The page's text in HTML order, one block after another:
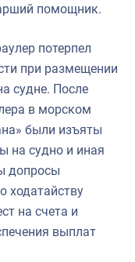
помощник.
потерпел
при размещении
судне. После
в морском
были изъяты
на судно и иная
допросы
ходатайству
на счета и
выплат